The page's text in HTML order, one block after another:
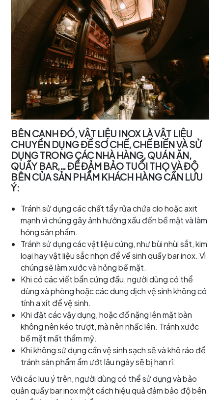
BÊN CẠNH ĐÓ, VẬT LIỆU INOX LÀ VẬT LIỆU
CHUYÊN DỤNG ĐỂ SƠ CHẾ, CHẾ BIẾN VÀ SỬ
DỤNG TRONG CÁC NHÀ HÀNG, QUÁN ĂN,
QUẦY BAR,… ĐỂ ĐẢM BẢO TUỔI THỌ VÀ ĐỘ
BÊN CỦA SẢN PHẨM KHÁCH HÀNG CẦN LƯU
Ý:
Tránh sử dụng các chất tẩy rửa chứa clo hoặc axit
mạnh vì chúng gây ảnh hưởng xấu đến bề mặt và làm
hỏng sản phẩm.
Tránh sử dụng các vật liệu cứng, như bùi nhùi sắt, kim
loại hay vật liệu sắc nhọn để về sinh quầy bar inox. Vì
chúng sẽ làm xước và hỏng bề mặt.
Khi có các viết bẩn cứng đầu, người dùng có thể
dùng xà phòng hoặc các dung dịch vệ sinh không có
tính a xít để vệ sinh.
Khi đặt các vậy dụng, hoặc đồ nặng lên mặt bàn
không nên kéo trượt, mà nên nhấc lên. Tránh xước
bề mặt mất thẩm mỹ.
Khi không sử dụng cần vệ sinh sạch sẽ và khô ráo để
tránh sản phẩm ẩm ướt lâu ngày sẽ bị han rỉ.
Với các lưu ý trên, người dùng có thể sử dụng và bảo
quản quầy bar inox một cách hiệu quả đảm bảo độ bên